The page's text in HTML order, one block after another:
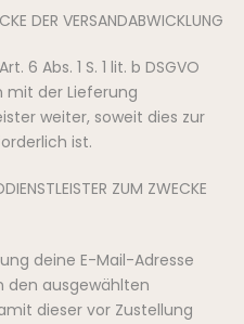
DER VERSANDABWICKLUNG
6 Abs. 1 S. 1 lit. b DSGVO
mit der Lieferung
weiter, soweit dies zur
ist.
ZUM ZWECKE
deine E-Mail-Adresse
ausgewählten
dieser vor Zustellung